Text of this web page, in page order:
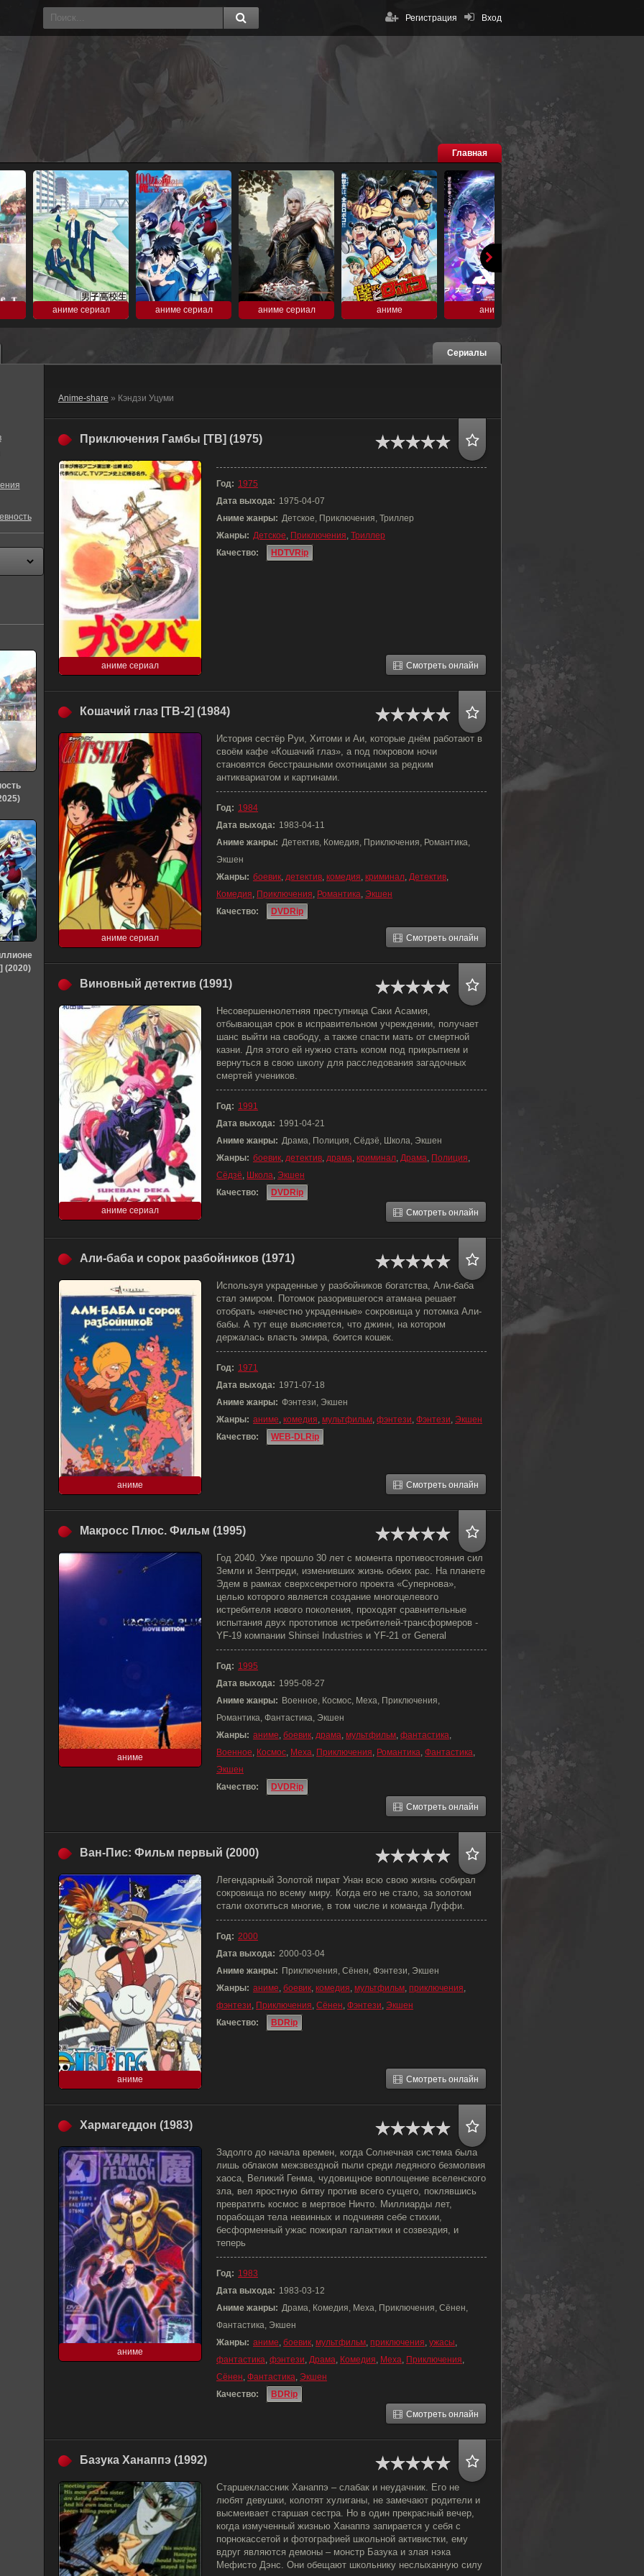
Вход
Регистрация
Главная
аниме сериал аниме сериал аниме сериал аниме аниме
Сериалы
Anime-share » Кэндзи Уцуми
Приключения Гамбы [ТВ] (1975)
аниме сериал
Год: 1975
Дата выхода: 1975-04-07
Аниме жанры: Детское, Приключения, Триллер
Жанры: Детское, Приключения, Триллер
Качество:
HDTVRip
Смотреть онлайн
Кошачий глаз [ТВ-2] (1984)
аниме сериал
История сестёр Руи, Хитоми и Аи, которые днём работают в
своём кафе «Кошачий глаз», а под покровом ночи
становятся бесстрашными охотницами за редким
антиквариатом и картинами.
Год: 1984
Дата выхода: 1983-04-11
Аниме жанры: Детектив, Комедия, Приключения, Романтика,
Экшен
Жанры: боевик, детектив, комедия, криминал, Детектив,
Комедия, Приключения, Романтика, Экшен
Качество:
DVDRip
Смотреть онлайн
Виновный детектив (1991)
аниме сериал
Несовершеннолетняя преступница Саки Асамия,
отбывающая срок в исправительном учреждении, получает
шанс выйти на свободу, а также спасти мать от смертной
казни. Для этого ей нужно стать копом под прикрытием и
вернуться в свою школу для расследования загадочных
смертей учеников.
Год: 1991
Дата выхода: 1991-04-21
Аниме жанры: Драма, Полиция, Сёдзё, Школа, Экшен
Жанры: боевик, детектив, драма, криминал, Драма, Полиция,
Сёдзё, Школа, Экшен
Качество:
DVDRip
Смотреть онлайн
Али-баба и сорок разбойников (1971)
аниме
Используя украденные у разбойников богатства, Али-баба
стал эмиром. Потомок разорившегося атамана решает
отобрать «нечестно украденные» сокровища у потомка Али-
бабы. А тут еще выясняется, что джинн, на котором
держалась власть эмира, боится кошек.
Год: 1971
Дата выхода: 1971-07-18
Аниме жанры: Фэнтези, Экшен
Жанры: аниме, комедия, мультфильм, фэнтези, Фэнтези, Экшен
Качество:
WEB-DLRip
Смотреть онлайн
Макросс Плюс. Фильм (1995)
аниме
Год 2040. Уже прошло 30 лет с момента противостояния сил
Земли и Зентреди, изменивших жизнь обеих рас. На планете
Эдем в рамках сверхсекретного проекта «Супернова»,
целью которого является создание многоцелевого
истребителя нового поколения, проходят сравнительные
испытания двух прототипов истребителей-трансформеров -
YF-19 компании Shinsei Industries и YF-21 от General
Год: 1995
Дата выхода: 1995-08-27
Аниме жанры: Военное, Космос, Меха, Приключения,
Романтика, Фантастика, Экшен
Жанры: аниме, боевик, драма, мультфильм, фантастика,
Военное, Космос, Меха, Приключения, Романтика, Фантастика,
Экшен
Качество:
DVDRip
Смотреть онлайн
Ван-Пис: Фильм первый (2000)
аниме
Легендарный Золотой пират Унан всю свою жизнь собирал
сокровища по всему миру. Когда его не стало, за золотом
стали охотиться многие, в том числе и команда Луффи.
Год: 2000
Дата выхода: 2000-03-04
Аниме жанры: Приключения, Сёнен, Фэнтези, Экшен
Жанры: аниме, боевик, комедия, мультфильм, приключения,
фэнтези, Приключения, Сёнен, Фэнтези, Экшен
Качество:
BDRip
Смотреть онлайн
Хармагеддон (1983)
аниме
Задолго до начала времен, когда Солнечная система была
лишь облаком межзвездной пыли среди ледяного безмолвия
хаоса, Великий Генма, чудовищное воплощение вселенского
зла, вел яростную битву против всего сущего, поклявшись
превратить космос в мертвое Ничто. Миллиарды лет,
порабощая тела невинных и подчиняя себе стихии,
бесформенный ужас пожирал галактики и созвездия, и
теперь
Год: 1983
Дата выхода: 1983-03-12
Аниме жанры: Драма, Комедия, Меха, Приключения, Сёнен,
Фантастика, Экшен
Жанры: аниме, боевик, мультфильм, приключения, ужасы,
фантастика, фэнтези, Драма, Комедия, Меха, Приключения,
Сёнен, Фантастика, Экшен
Качество:
BDRip
Смотреть онлайн
Базука Ханаппэ (1992)
Старшеклассник Ханаппэ – слабак и неудачник. Его не
любят девушки, колотят хулиганы, не замечают родители и
высмеивает старшая сестра. Но в один прекрасный вечер,
когда измученный жизнью Ханаппэ запирается у себя с
порнокассетой и фотографией школьной активистки, ему
вдруг являются демоны – монстр Базука и злая нэка
Мефисто Дэнс. Они обещают школьнику неслыханную силу
(2020)